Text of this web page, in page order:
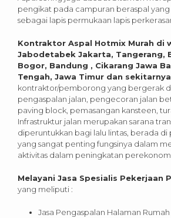
pengikat pada campuran beraspal
sebagai lapis permukaan lapis
Kontraktor Aspal Hotmix Murah di
Jabodetabek Jakarta, Tangerang,
Bogor, Bandung , Cikarang Jawa
Tengah, Jawa Timur dan
kontraktor/pemborong yang bergerak
pengaspalan jalan, pengecoran jalan
paving block, pemasangan kansteen,
Infrastruktur jalan merupakan sarana
diperuntukkan bagi lalu lintas, berada di
yang sangat penting fungsinya dalam
aktivitas dalam peningkatan
Melayani Jasa Spesialis Pekerjaan
yang meliputi :
Jasa Pengaspalan Halaman Rumah